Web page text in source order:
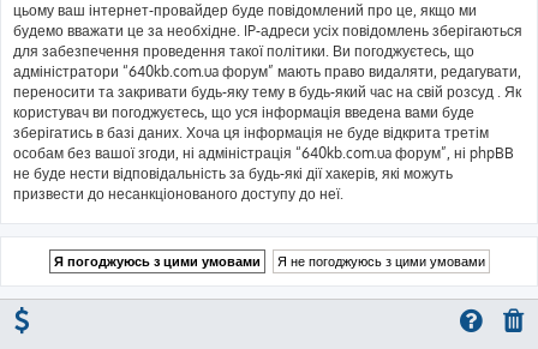
цьому ваш інтернет-провайдер буде повідомлений про це, якщо ми
будемо вважати це за необхідне. IP-адреси усіх повідомлень зберігаються
для забезпечення проведення такої політики. Ви погоджуєтесь, що
адміністратори “640kb.com.ua форум” мають право видаляти, редагувати,
переносити та закривати будь-яку тему в будь-який час на свій розсуд . Як
користувач ви погоджуєтесь, що уся інформація введена вами буде
зберігатись в базі даних. Хоча ця інформація не буде відкрита третім
особам без вашої згоди, ні адміністрація “640kb.com.ua форум”, ні phpBB
не буде нести відповідальність за будь-які дії хакерів, які можуть
призвести до несанкціонованого доступу до неї.